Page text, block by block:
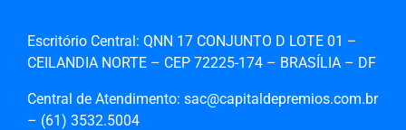
Escritório Central: QNN 17 CONJUNTO D LOTE 01 –
CEILANDIA NORTE – CEP 72225-174 – BRASÍLIA – DF
Central de Atendimento: sac@capitaldepremios.com.br
– (61)‎‎ 3532.5004